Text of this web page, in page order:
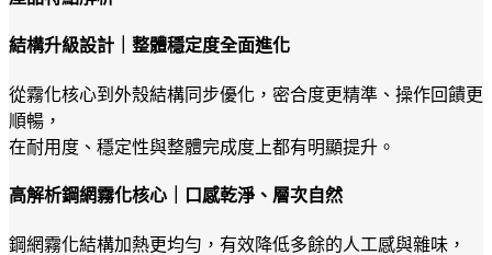
結構升級設計｜整體穩定度全面進化
從霧化核心到外殼結構同步優化，密合度更精準、操作回饋更
順暢，
在耐用度、穩定性與整體完成度上都有明顯提升。
高解析鋼網霧化核心｜口感乾淨、層次自然
鋼網霧化結構加熱更均勻，有效降低多餘的人工感與雜味，